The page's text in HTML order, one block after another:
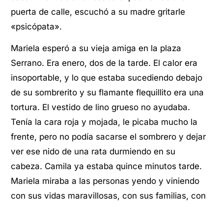
puerta de calle, escuchó a su madre gritarle
«psicópata».
Mariela esperó a su vieja amiga en la plaza
Serrano. Era enero, dos de la tarde. El calor era
insoportable, y lo que estaba sucediendo debajo
de su sombrerito y su flamante flequillito era una
tortura. El vestido de lino grueso no ayudaba.
Tenía la cara roja y mojada, le picaba mucho la
frente, pero no podía sacarse el sombrero y dejar
ver ese nido de una rata durmiendo en su
cabeza. Camila ya estaba quince minutos tarde.
Mariela miraba a las personas yendo y viniendo
con sus vidas maravillosas, con sus familias, con